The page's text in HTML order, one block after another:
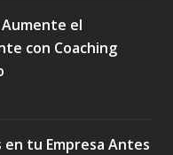
Aumente el
con Coaching
tu Empresa Antes